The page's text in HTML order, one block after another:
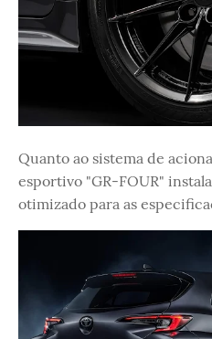
Quanto ao sistema de
esportivo "GR-FOUR"
otimizado para as